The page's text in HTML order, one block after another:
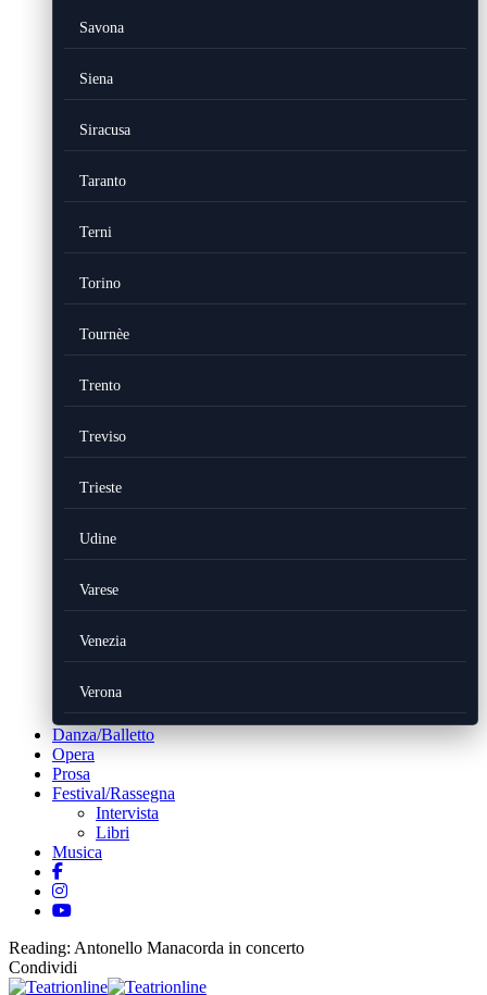
Savona
Siena
Siracusa
Taranto
Terni
Torino
Tournèe
Trento
Treviso
Trieste
Udine
Varese
Venezia
Verona
Danza/Balletto
Opera
Prosa
Festival/Rassegna
Intervista
Libri
Musica
Reading: Antonello Manacorda in concerto
Condividi